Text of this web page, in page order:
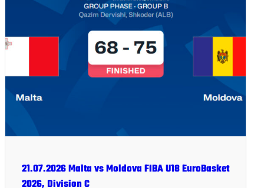
21.07.2026 Malta vs Moldova FIBA U18 EuroBasket
2026, Division C